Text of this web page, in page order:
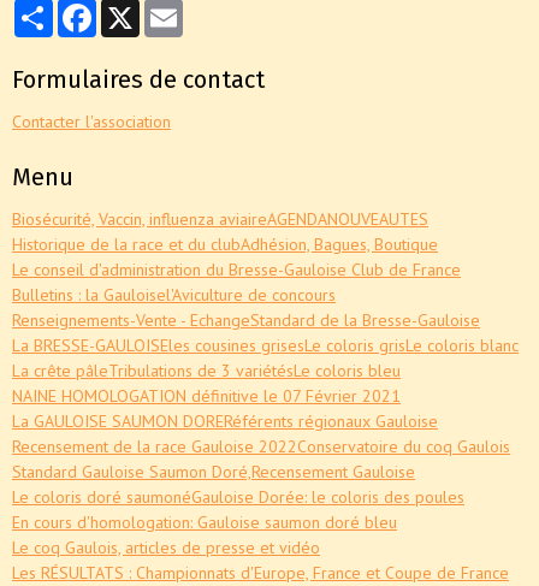
PartagerFacebook
X
Formulaires de contact
Contacter l'association
Menu
Biosécurité, Vaccin, influenza aviaireAGENDANOUVEAUTES
Historique de la race et du clubAdhésion, Bagues, Boutique
Le conseil d'administration du Bresse-Gauloise Club de France
Bulletins : la Gauloisel'Aviculture de concours
Renseignements-Vente - EchangeStandard de la Bresse-Gauloise
La BRESSE-GAULOISEles cousines grisesLe coloris grisLe coloris blanc
La crête pâleTribulations de 3 variétésLe coloris bleu
NAINE HOMOLOGATION définitive le 07 Février 2021
La GAULOISE SAUMON DORERéférents régionaux Gauloise
Recensement de la race Gauloise 2022Conservatoire du coq Gaulois
Standard Gauloise Saumon Doré,Recensement Gauloise
Le coloris doré saumonéGauloise Dorée: le coloris des poules
En cours d'homologation: Gauloise saumon doré bleu
Le coq Gaulois, articles de presse et vidéo
Les RÉSULTATS : Championnats d'Europe, France et Coupe de France